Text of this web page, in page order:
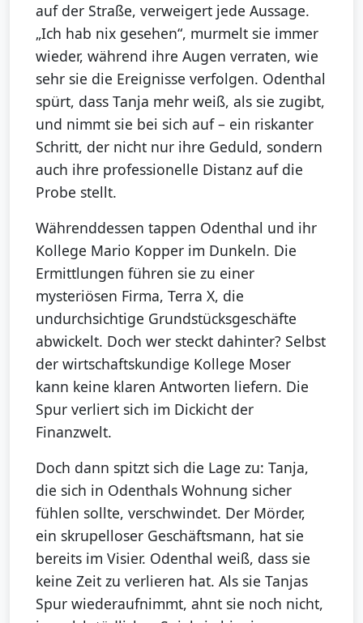
auf der Straße, verweigert jede Aussage.
„Ich hab nix gesehen“, murmelt sie immer
wieder, während ihre Augen verraten, wie
sehr sie die Ereignisse verfolgen. Odenthal
spürt, dass Tanja mehr weiß, als sie zugibt,
und nimmt sie bei sich auf – ein riskanter
Schritt, der nicht nur ihre Geduld, sondern
auch ihre professionelle Distanz auf die
Probe stellt.
Währenddessen tappen Odenthal und ihr
Kollege Mario Kopper im Dunkeln. Die
Ermittlungen führen sie zu einer
mysteriösen Firma, Terra X, die
undurchsichtige Grundstücksgeschäfte
abwickelt. Doch wer steckt dahinter? Selbst
der wirtschaftskundige Kollege Moser
kann keine klaren Antworten liefern. Die
Spur verliert sich im Dickicht der
Finanzwelt.
Doch dann spitzt sich die Lage zu: Tanja,
die sich in Odenthals Wohnung sicher
fühlen sollte, verschwindet. Der Mörder,
ein skrupelloser Geschäftsmann, hat sie
bereits im Visier. Odenthal weiß, dass sie
keine Zeit zu verlieren hat. Als sie Tanjas
Spur wiederaufnimmt, ahnt sie noch nicht,